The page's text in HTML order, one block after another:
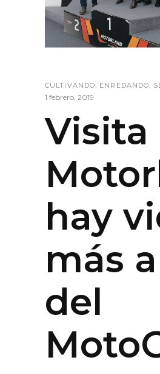
CULTIVANDO, ENREDANDO,
1 febrero, 2019
Visita
hay
más
del